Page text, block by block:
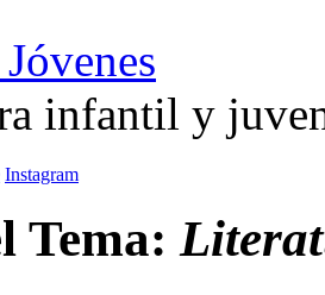
infantil y
Instagram
Tema: